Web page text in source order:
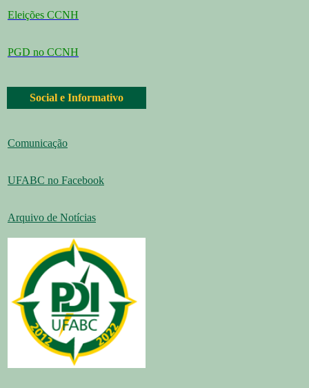
Eleições CCNH
PGD no CCNH
Social e Informativo
Comunicação
UFABC no Facebook
Arquivo de Notícias